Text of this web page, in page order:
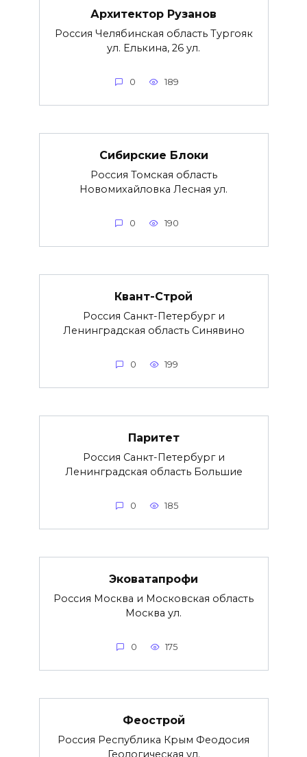
Архитектор Рузанов
Россия Челябинская область Тургояк
ул. Елькина, 26 ул.
0 189
Сибирские Блоки
Россия Томская область
Новомихайловка Лесная ул.
0 190
Квант-Строй
Россия Санкт-Петербург и
Ленинградская область Синявино
0 199
Паритет
Россия Санкт-Петербург и
Ленинградская область Большие
0 185
Эковатапрофи
Россия Москва и Московская область
Москва ул.
0 175
Феострой
Россия Республика Крым Феодосия
Геологическая ул.